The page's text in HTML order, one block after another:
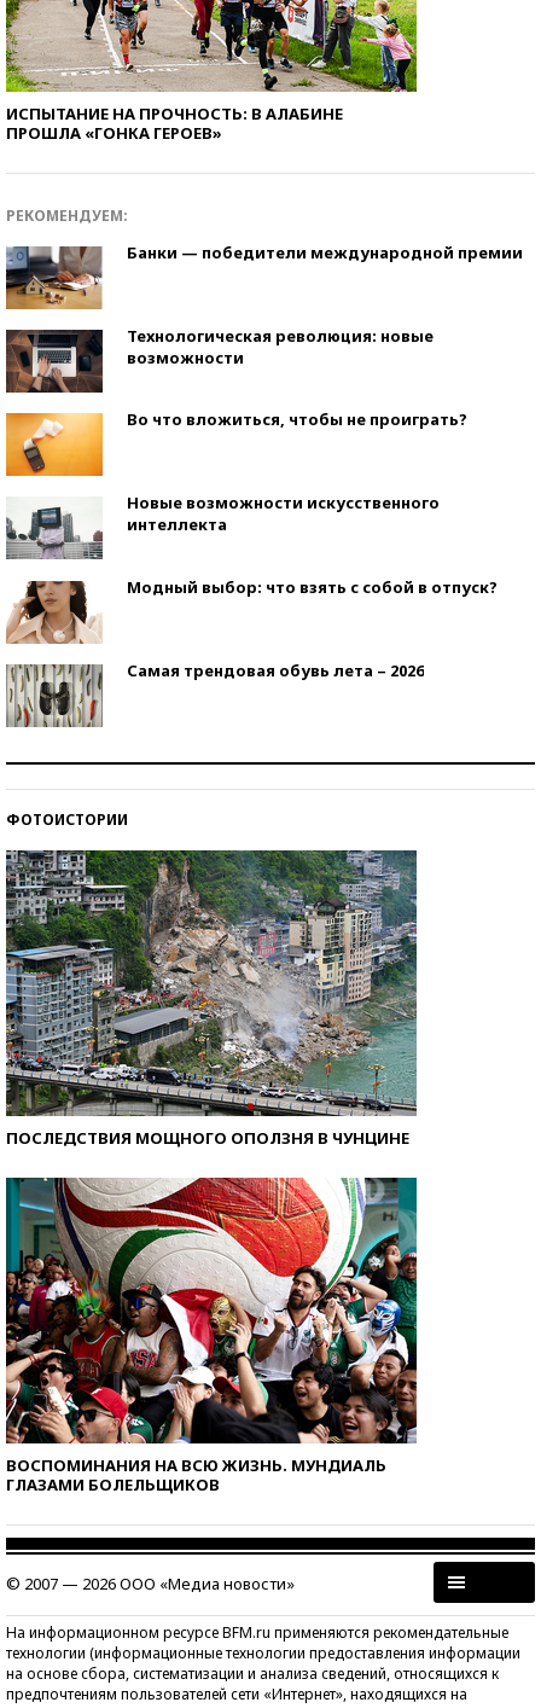
ИСПЫТАНИЕ НА ПРОЧНОСТЬ: В АЛАБИНЕ
ПРОШЛА «ГОНКА ГЕРОЕВ»
РЕКОМЕНДУЕМ:
Банки — победители международной премии
Технологическая революция: новые
возможности
Во что вложиться, чтобы не проиграть?
Новые возможности искусственного
интеллекта
Модный выбор: что взять с собой в отпуск?
Самая трендовая обувь лета – 2026
ФОТОИСТОРИИ
ПОСЛЕДСТВИЯ МОЩНОГО ОПОЛЗНЯ В ЧУНЦИНЕ
ВОСПОМИНАНИЯ НА ВСЮ ЖИЗНЬ. МУНДИАЛЬ
ГЛАЗАМИ БОЛЕЛЬЩИКОВ
© 2007 — 2026 ООО «Медиа новости»
На информационном ресурсе BFM.ru применяются рекомендательные
технологии (информационные технологии предоставления информации
на основе сбора, систематизации и анализа сведений, относящихся к
предпочтениям пользователей сети «Интернет», находящихся на